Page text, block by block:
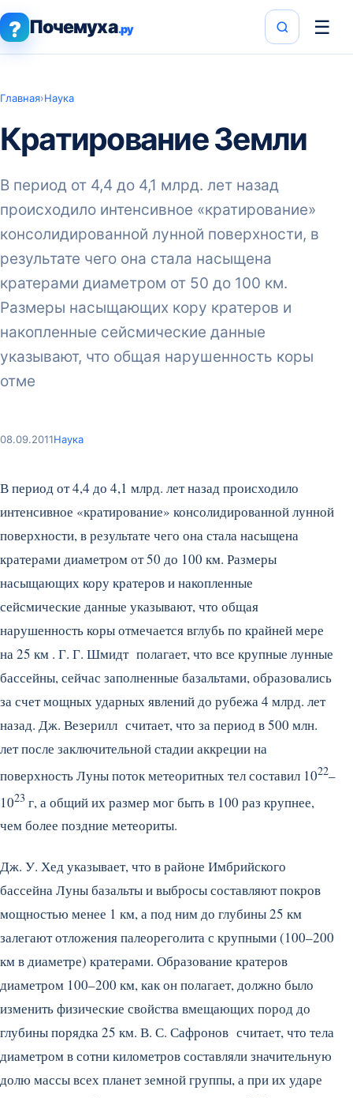
? Почемуха.ру ☰
Главная›Наука
Кратирование Земли
В период от 4,4 до 4,1 млрд. лет назад
происходило интенсивное «кратирование»
консолидированной лунной поверхности, в
результате чего она стала насыщена
кратерами диаметром от 50 до 100 км.
Размеры насыщающих кору кратеров и
накопленные сейсмические данные
указывают, что общая нарушенность коры
отме
08.09.2011Наука
В период от 4,4 до 4,1 млрд. лет назад происходило
интенсивное «кратирование» консолидированной лунной
поверхности, в результате чего она стала насыщена
кратерами диаметром от 50 до 100 км. Размеры
насыщающих кору кратеров и накопленные
сейсмические данные указывают, что общая
нарушенность коры отмечается вглубь по крайней мере
на 25 км . Г. Г. Шмидт полагает, что все крупные лунные
бассейны, сейчас заполненные базальтами, образовались
за счет мощных ударных явлений до рубежа 4 млрд. лет
назад. Дж. Везерилл считает, что за период в 500 млн.
лет после заключительной стадии аккреции на
поверхность Луны поток метеоритных тел составил 1022–
1023 г, а общий их размер мог быть в 100 раз крупнее,
чем более поздние метеориты.
Дж. У. Хед указывает, что в районе Имбрийского
бассейна Луны базальты и выбросы составляют покров
мощностью менее 1 км, а под ним до глубины 25 км
залегают отложения палеореголита с крупными (100–200
км в диаметре) кратерами. Образование кратеров
диаметром 100–200 км, как он полагает, должно было
изменить физические свойства вмещающих пород до
глубины порядка 25 км. В. С. Сафронов считает, что тела
диаметром в сотни километров составляли значительную
долю массы всех планет земной группы, а при их ударе